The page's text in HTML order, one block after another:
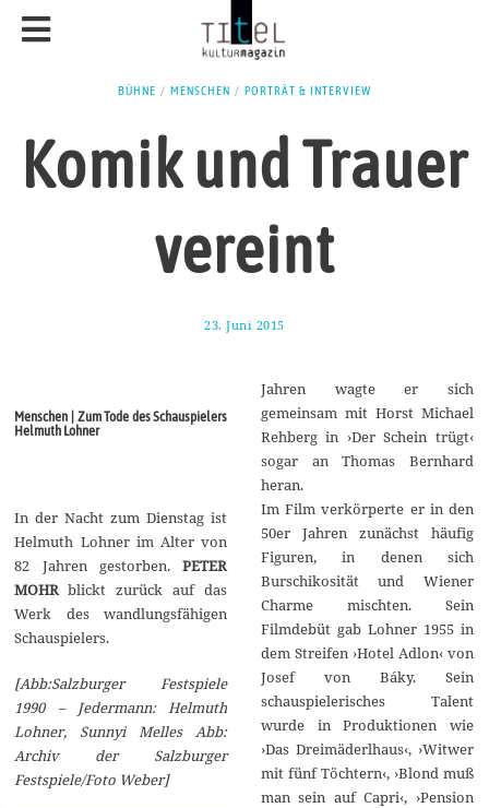
BÜHNE / MENSCHEN / PORTRÄT & INTERVIEW
Komik und Trauer
vereint
23. Juni 2015
u
i
2
0
1
5
Menschen | Zum Tode des Schauspielers
Helmuth Lohner
In der Nacht zum Dienstag ist
Helmuth Lohner im Alter von
82 Jahren gestorben.PETER
MOHRblickt zurück auf das
Werk des wandlungsfähigen
Schauspielers.
[Abb:Salzburger Festspiele
1990 – Jedermann: Helmuth
Lohner, Sunnyi Melles Abb:
Archiv der Salzburger
Festspiele/Foto Weber]
Jahren wagte er sich
gemeinsam mit Horst Michael
Rehberg in ›Der Schein trügt‹
sogar an Thomas Bernhard
heran.
Im Film verkörperte er in den
50er Jahren zunächst häufig
Figuren, in denen sich
Burschikosität und Wiener
Charme mischten. Sein
Filmdebüt gab Lohner 1955 in
dem Streifen ›Hotel Adlon‹ von
Josef von Báky. Sein
schauspielerisches Talent
wurde in Produktionen wie
›Das Dreimäderlhaus‹, ›Witwer
mit fünf Töchtern‹, ›Blond muß
man sein auf Capri‹, ›Pension